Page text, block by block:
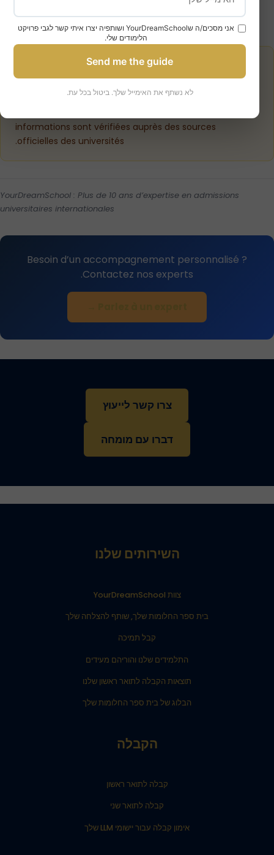
Notre engagement qualité
consultants en admissions, diplômés de HEC Paris, UCL,
informations sont vérifiées auprès des sources
officielles des universités.
YourDreamSchool : Plus de 10 ans d’expertise en admissions
universitaires internationales
Besoin d’un accompagnement personnalisé ?
Contactez nos experts.
צרו קשר לייעוץ
דברו עם מומחה
השירותים שלנו
צוות YourDreamSchool
בית ספר החלומות שלך, שותף להצלחה שלך
קבל תמיכה
התלמידים שלנו והוריהם מעידים
תוצאות הקבלה לתואר ראשון שלנו
הבלוג של בית ספר החלומות שלך
הקבלה
קבלה לתואר ראשון
קבלה לתואר שני
אימון קבלה עבור יישומי LLM שלך
אני מסכים/ה שYourDreamSchool ושותפיה יצרו איתי קשר לגבי פרויקט
הלימודים שלי.
Send me the guide
לא נשתף את האימייל שלך. ביטול בכל עת.